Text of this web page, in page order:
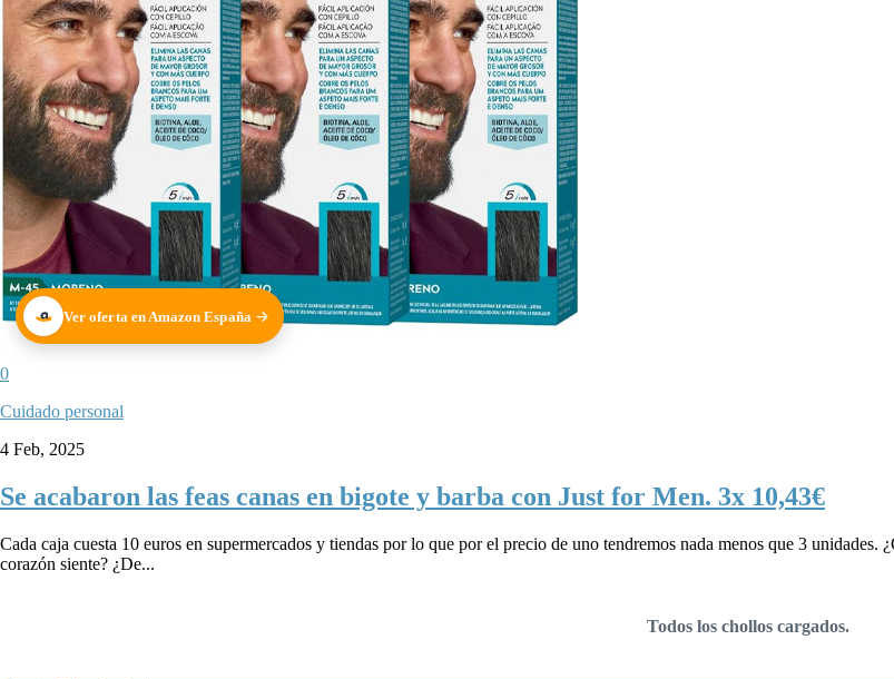
Ver oferta en Amazon España
0
Cuidado personal
4 Feb, 2025
Se acabaron las feas canas en bigote y barba con Just for Men. 3x 10,43€
Cada caja cuesta 10 euros en supermercados y tiendas por lo que por el precio de uno tendremos nada menos que 3
corazón siente? ¿De...
Todos los chollos cargados.